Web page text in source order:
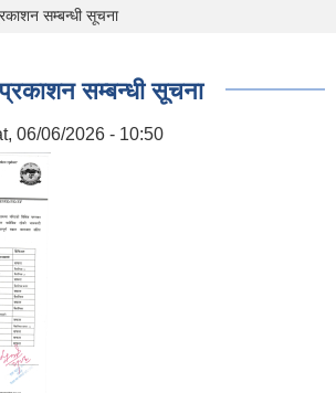
सम्बन्धी सूचना
सम्बन्धी सूचना
06/06/2026 - 10:50